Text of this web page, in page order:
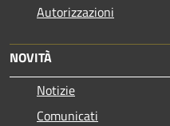
Autorizzazioni
NOVITÀ
Notizie
Comunicati